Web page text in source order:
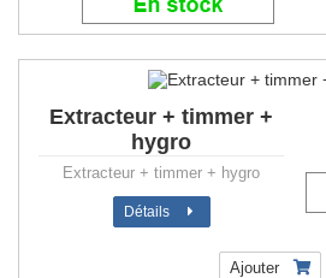
Extracteur + timmer +
hygro
Extracteur + timmer + hygro
Détails
Ajouter